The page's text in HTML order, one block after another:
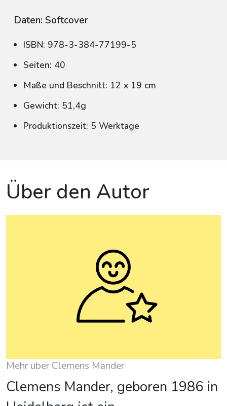
Daten: Softcover
ISBN: 978-3-384-77199-5
Seiten: 40
Maße und Beschnitt: 12 x 19 cm
Gewicht: 51,4g
Produktionszeit: 5 Werktage
Über den Autor
Mehr über Clemens Mander
Clemens Mander, geboren 1986 in